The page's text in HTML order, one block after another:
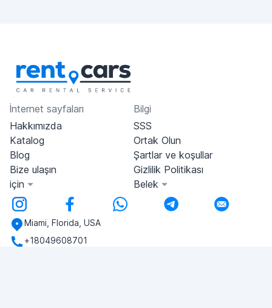
İnternet sayfaları
Hakkımızda
Katalog
Blog
Bize ulaşın
için
Bilgi
SSS
Ortak Olun
Şartlar ve koşullar
Gizlilik Politikası
Belek
Miami, Florida, USA
+18049608701